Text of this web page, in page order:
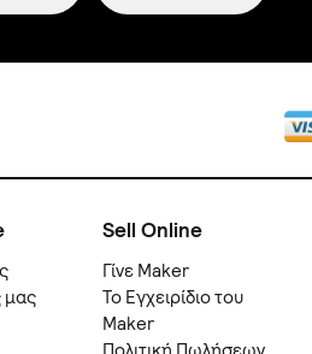
μας
Sell Online
Γίνε Maker
Το Εγχειρίδιο του
Maker